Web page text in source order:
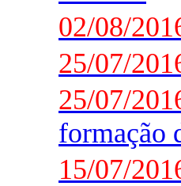
02/08/
25/07/
25/07/
formação
15/07/